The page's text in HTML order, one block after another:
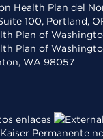
Health Plan del
100, Portland,
Plan of
Plan of
WA 98057
enlaces
Permanente